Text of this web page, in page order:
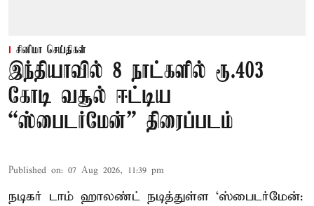
சினிமா செய்திகள்
இந்தியாவில் 8 நாட்களில் ரூ.403
கோடி வசூல் ஈட்டிய
“ஸ்பைடர்மேன்” திரைப்படம்
Published on: 07 Aug 2026, 11:39 pm
நடிகர் டாம் ஹாலண்ட் நடித்துள்ள ‘ஸ்பைடர்மேன்: